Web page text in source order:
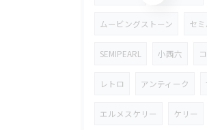
ムービングストーン セ
SEMIPEARL 小西六
レトロ アンティーク
エルメスケリー ケリー